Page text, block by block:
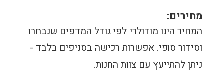
מחירים:
המחיר הינו מודולרי לפי גודל המדפים שנבחרו
וסידור סופי. אפשרות רכישה בסניפים בלבד -
ניתן להתייעץ עם צוות החנות.